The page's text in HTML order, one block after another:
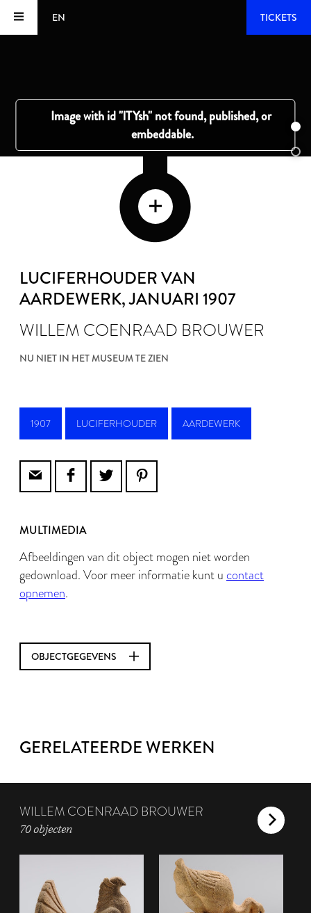
EN TICKETS
LUCIFERHOUDER VAN
AARDEWERK, JANUARI 1907
WILLEM COENRAAD BROUWER
NU NIET IN HET MUSEUM TE ZIEN
1907 LUCIFERHOUDER AARDEWERK
MULTIMEDIA
Afbeeldingen van dit object mogen niet worden
gedownload. Voor meer informatie kunt u contact
opnemen.
OBJECTGEGEVENS
GERELATEERDE WERKEN
WILLEM COENRAAD BROUWER
70 objecten